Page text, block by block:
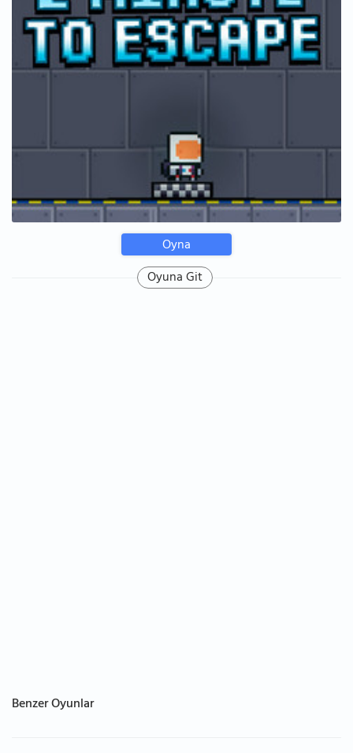
Oyna
Oyuna Git
Benzer Oyunlar